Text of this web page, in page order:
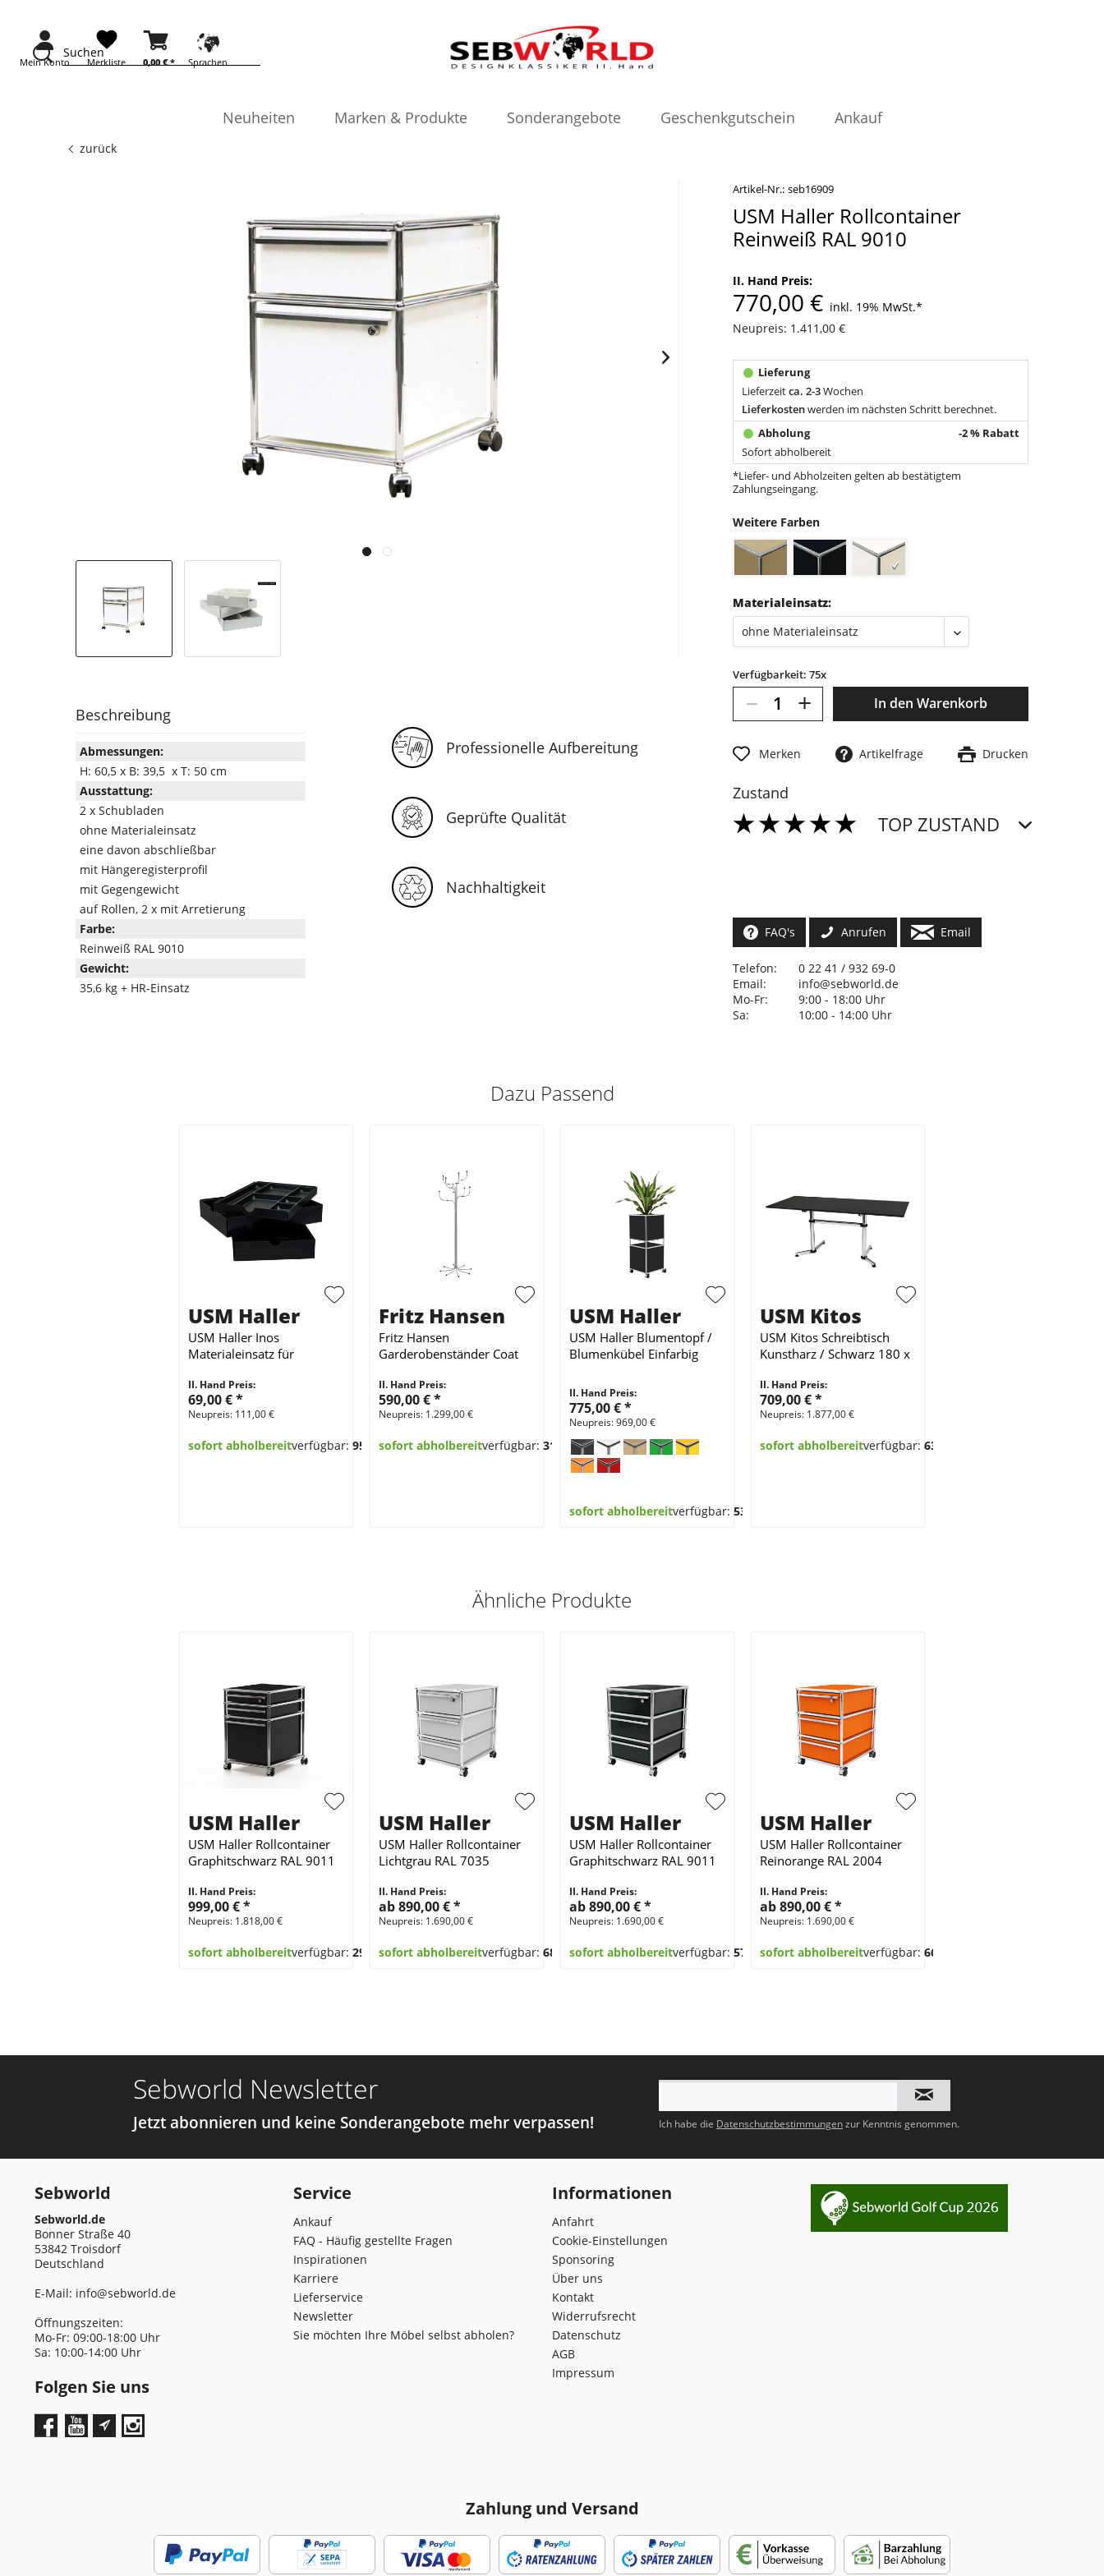
Suchen
Mein Konto 0,00 €*
Merkliste Sprachen
Neuheiten Marken & Produkte Sonderangebote Geschenkgutschein Ankauf
zurück
Artikel-Nr.: seb16909
USM Haller Rollcontainer
Reinweiß RAL 9010
II. Hand Preis:
770,00 € inkl. 19% MwSt.*
Neupreis: 1.411,00 €
Lieferzeitca. 2-3Wochen
Lieferkostenwerden im nächsten Schritt berechnet.
-2 % Rabatt
Sofort abholbereit
*Liefer- und Abholzeiten gelten ab bestätigtem
Zahlungseingang.
Weitere Farben
Materialeinsatz:
Verfügbarkeit: 75x
– + In den Warenkorb
Merken Artikelfrage Drucken
Zustand
TOP ZUSTAND
Beschreibung
Abmessungen:
H: 60,5 x B: 39,5 x T: 50 cm
Ausstattung:
2 x Schubladen
ohne Materialeinsatz
eine davon abschließbar
mit Hängeregisterprofil
mit Gegengewicht
auf Rollen, 2 x mit Arretierung
Farbe:
Reinweiß RAL 9010
Gewicht:
35,6 kg + HR-Einsatz
Professionelle Aufbereitung
Geprüfte Qualität
Nachhaltigkeit
FAQ's Anrufen Email
Telefon:
0 22 41 / 932 69-0
Email:
info@sebworld.de
Mo-Fr:
9:00 - 18:00 Uhr
Sa:
10:00 - 14:00 Uhr
Dazu Passend
USM Haller
USM Haller Inos
Materialeinsatz für
Schwarz
II. Hand Preis:
69,00 €*
Neupreis: 111,00 €
sofort abholbereitverfügbar: 95
Fritz Hansen
Fritz Hansen
Garderobenständer Coat
II. Hand Preis:
590,00 €*
Neupreis: 1.299,00 €
sofort abholbereitverfügbar: 31
USM Haller
USM Haller Blumentopf /
Blumenkübel Einfarbig
II. Hand Preis:
775,00 €*
Neupreis: 969,00 €
sofort abholbereitverfügbar: 53
USM Kitos
USM Kitos Schreibtisch
Kunstharz / Schwarz 180 x
II. Hand Preis:
709,00 €*
Neupreis: 1.877,00 €
sofort abholbereitverfügbar: 63
Ähnliche Produkte
USM Haller
USM Haller Rollcontainer
Graphitschwarz RAL 9011
II. Hand Preis:
999,00 €*
Neupreis: 1.818,00 €
sofort abholbereitverfügbar: 29
USM Haller
USM Haller Rollcontainer
Lichtgrau RAL 7035
II. Hand Preis:
ab 890,00 €*
Neupreis: 1.690,00 €
sofort abholbereitverfügbar: 68
USM Haller
USM Haller Rollcontainer
Graphitschwarz RAL 9011
II. Hand Preis:
ab 890,00 €*
Neupreis: 1.690,00 €
sofort abholbereitverfügbar: 57
USM Haller
USM Haller Rollcontainer
Reinorange RAL 2004
II. Hand Preis:
ab 890,00 €*
Neupreis: 1.690,00 €
sofort abholbereitverfügbar: 66
Sebworld Newsletter
Jetzt abonnieren und keine Sonderangebote mehr verpassen! Ich habe die Datenschutzbestimmungenzur Kenntnis genommen.
Sebworld
Sebworld.de
Bonner Straße 40
53842 Troisdorf
Deutschland
E-Mail: info@sebworld.de
Öffnungszeiten:
Mo-Fr: 09:00-18:00 Uhr
Sa: 10:00-14:00 Uhr
Folgen Sie uns
Service
Ankauf
FAQ - Häufig gestellte Fragen
Inspirationen
Karriere
Lieferservice
Newsletter
Sie möchten Ihre Möbel selbst abholen?
Informationen
Anfahrt
Cookie-Einstellungen
Sponsoring
Über uns
Kontakt
Widerrufsrecht
Datenschutz
AGB
Impressum
Zahlung und Versand